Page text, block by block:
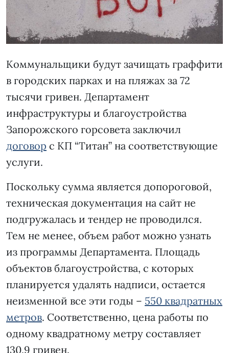
Коммунальщики будут зачищать граффити
в городских парках и на пляжах за 72
тысячи гривен. Департамент
инфраструктуры и благоустройства
Запорожского горсовета заключил
договор с КП “Титан” на соответствующие
услуги.
Поскольку сумма является допороговой,
техническая документация на сайт не
подгружалась и тендер не проводился.
Тем не менее, объем работ можно узнать
из программы Департамента. Площадь
объектов благоустройства, с которых
планируется удалять надписи, остается
неизменной все эти годы – 550 квадратных
метров. Соответственно, цена работы по
одному квадратному метру составляет
130,9 гривен.